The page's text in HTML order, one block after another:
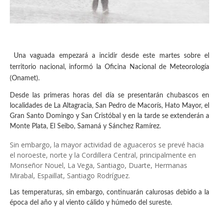
Una vaguada empezará a incidir desde este martes sobre el
territorio nacional, informó la Oficina Nacional de Meteorología
(Onamet).
Desde las primeras horas del día se presentarán chubascos en
localidades de La Altagracia, San Pedro de Macorís, Hato Mayor, el
Gran Santo Domingo y San Cristóbal y en la tarde se extenderán a
Monte Plata, El Seibo, Samaná y Sánchez Ramírez.
Sin embargo, la mayor actividad de aguaceros se prevé hacia
el noroeste, norte y la Cordillera Central, principalmente en
Monseñor Nouel, La Vega, Santiago, Duarte, Hermanas
Mirabal, Espaillat, Santiago Rodríguez.
Las temperaturas, sin embargo, continuarán calurosas debido a la
época del año y al viento cálido y húmedo del sureste.